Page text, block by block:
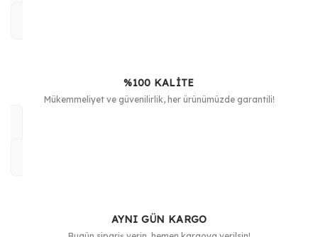
%100 KALİTE
Mükemmeliyet ve güvenilirlik, her ürünümüzde garantili!
AYNI GÜN KARGO